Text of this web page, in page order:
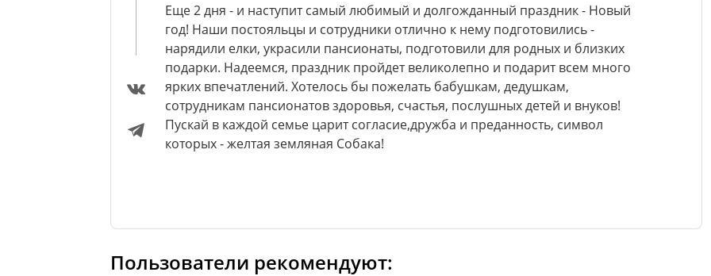
Еще 2 дня - и наступит самый любимый и долгожданный праздник - Новый
год! Наши постояльцы и сотрудники отлично к нему подготовились -
нарядили елки, украсили пансионаты, подготовили для родных и близких
подарки. Надеемся, праздник пройдет великолепно и подарит всем много
ярких впечатлений. Хотелось бы пожелать бабушкам, дедушкам,
сотрудникам пансионатов здоровья, счастья, послушных детей и внуков!
Пускай в каждой семье царит согласие,дружба и преданность, символ
которых - желтая земляная Собака!
Пользователи рекомендуют: